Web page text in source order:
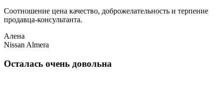
Соотношение цена качество, доброжелательность и терпение
продавца-консультанта.
Алена
Nissan Almera
Осталась очень довольна